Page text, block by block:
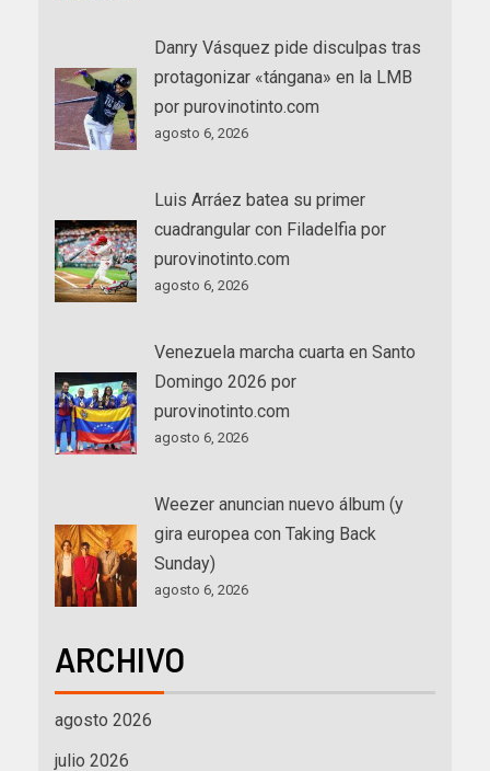
Danry Vásquez pide disculpas tras
protagonizar «tángana» en la LMB
por purovinotinto.com
agosto 6, 2026
Luis Arráez batea su primer
cuadrangular con Filadelfia por
purovinotinto.com
agosto 6, 2026
Venezuela marcha cuarta en Santo
Domingo 2026 por
purovinotinto.com
agosto 6, 2026
Weezer anuncian nuevo álbum (y
gira europea con Taking Back
Sunday)
agosto 6, 2026
ARCHIVO
agosto 2026
julio 2026